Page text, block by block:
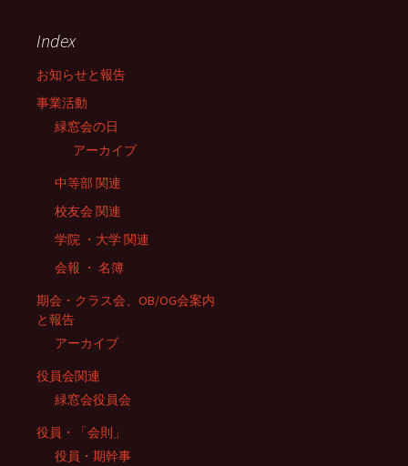
Index
お知らせと報告
事業活動
緑窓会の日
アーカイブ
中等部 関連
校友会 関連
学院 ・大学 関連
会報 ・ 名簿
期会・クラス会、OB/OG会案内
と報告
アーカイブ
役員会関連
緑窓会役員会
役員・「会則」
役員・期幹事